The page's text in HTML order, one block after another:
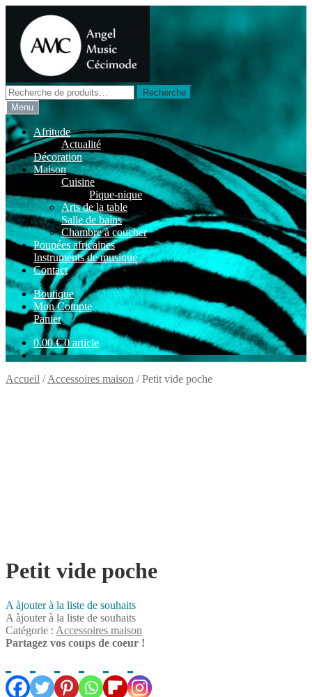
navigation
contenu
Recherche
pour :
Recherche
Menu
Afritude
Actualité
Décoration
Maison
Cuisine
Pique-nique
Arts de la table
Salle de bains
Chambre à coucher
Poupées africaines
Instruments de musique
Contact
Boutique
Mon Compte
Panier
0.00€ 0 article
Accueil /Accessoires maison /Petit vide poche
Petit vide poche
A àjouter à la liste de souhaits
A àjouter à la liste de souhaits
Catégorie : Accessoires maison
Partagez vos coups de coeur !